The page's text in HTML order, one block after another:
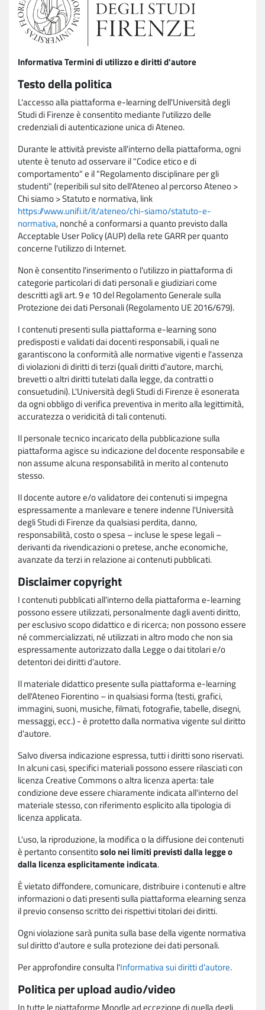
Informativa Termini di utilizzo e diritti d'autore
Testo della politica
L'accesso alla piattaforma e-learning dell'Università degli
Studi di Firenze è consentito mediante l'utilizzo delle
credenziali di autenticazione unica di Ateneo.
Durante le attività previste all'interno della piattaforma, ogni
utente è tenuto ad osservare il "Codice etico e di
comportamento" e il "Regolamento disciplinare per gli
studenti" (reperibili sul sito dell'Ateneo al percorso Ateneo >
Chi siamo > Statuto e normativa, link
https://www.unifi.it/it/ateneo/chi-siamo/statuto-e-
normativa, nonché a conformarsi a quanto previsto dalla
Acceptable User Policy (AUP) della rete GARR per quanto
concerne l'utilizzo di Internet.
Non è consentito l'inserimento o l'utilizzo in piattaforma di
categorie particolari di dati personali e giudiziari come
descritti agli art. 9 e 10 del Regolamento Generale sulla
Protezione dei dati Personali (Regolamento UE 2016/679).
I contenuti presenti sulla piattaforma e-learning sono
predisposti e validati dai docenti responsabili, i quali ne
garantiscono la conformità alle normative vigenti e l'assenza
di violazioni di diritti di terzi (quali diritti d'autore, marchi,
brevetti o altri diritti tutelati dalla legge, da contratti o
consuetudini). L'Università degli Studi di Firenze è esonerata
da ogni obbligo di verifica preventiva in merito alla legittimità,
accuratezza o veridicità di tali contenuti.
Il personale tecnico incaricato della pubblicazione sulla
piattaforma agisce su indicazione del docente responsabile e
non assume alcuna responsabilità in merito al contenuto
stesso.
Il docente autore e/o validatore dei contenuti si impegna
espressamente a manlevare e tenere indenne l'Università
degli Studi di Firenze da qualsiasi perdita, danno,
responsabilità, costo o spesa – incluse le spese legali –
derivanti da rivendicazioni o pretese, anche economiche,
avanzate da terzi in relazione ai contenuti pubblicati.
Disclaimer copyright
I contenuti pubblicati all'interno della piattaforma e-learning
possono essere utilizzati, personalmente dagli aventi diritto,
per esclusivo scopo didattico e di ricerca; non possono essere
né commercializzati, né utilizzati in altro modo che non sia
espressamente autorizzato dalla Legge o dai titolari e/o
detentori dei diritti d'autore.
Il materiale didattico presente sulla piattaforma e-learning
dell'Ateneo Fiorentino – in qualsiasi forma (testi, grafici,
immagini, suoni, musiche, filmati, fotografie, tabelle, disegni,
messaggi, ecc.) - è protetto dalla normativa vigente sul diritto
d'autore.
Salvo diversa indicazione espressa, tutti i diritti sono riservati.
In alcuni casi, specifici materiali possono essere rilasciati con
licenza Creative Commons o altra licenza aperta: tale
condizione deve essere chiaramente indicata all'interno del
materiale stesso, con riferimento esplicito alla tipologia di
licenza applicata.
L'uso, la riproduzione, la modifica o la diffusione dei contenuti
è pertanto consentitosolo nei limiti previsti dalla legge o
dalla licenza esplicitamente indicata.
È vietato diffondere, comunicare, distribuire i contenuti e altre
informazioni o dati presenti sulla piattaforma elearning senza
il previo consenso scritto dei rispettivi titolari dei diritti.
Ogni violazione sarà punita sulla base della vigente normativa
sul diritto d'autore e sulla protezione dei dati personali.
Per approfondire consulta l'Informativa sui diritti d'autore.
Politica per upload audio/video
In tutte le piattaforme Moodle ad eccezione di quella degli